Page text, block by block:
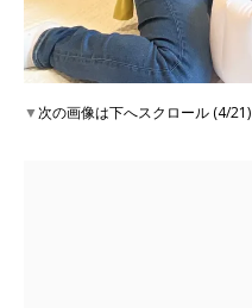
▼次の画像は下へスクロール (4/21)